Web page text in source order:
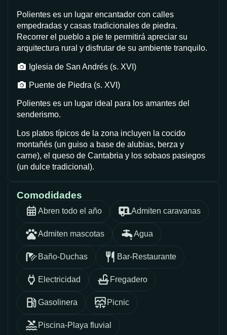
Polientes es un lugar encantador con calles
empedradas y casas tradicionales de piedra.
Recorrer el pueblo a pie te permitirá apreciar su
arquitectura rural y disfrutar de su ambiente tranquilo.
Iglesia de San Andrés (s. XVI)
Puente de Piedra (s. XVI)
Polientes es un lugar ideal para los amantes del
senderismo.
Los platos típicos de la zona incluyen la cocido
montañés (un guiso a base de alubias, berza y
carne), el queso de Cantabria y los sobaos pasiegos
(un dulce tradicional).
Comodidades
Abren todo el año Admiten caravanas
Admiten mascotas Agua
Baño-Duchas Bar-Restaurante
Electricidad Fregadero
Gasolinera Picnic
Piscina-Playa fluvial